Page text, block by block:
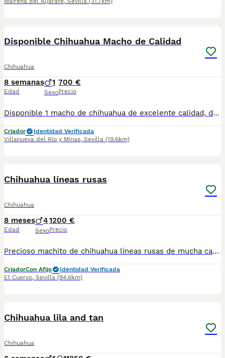
Disponible Chihuahua Macho de Calidad
Chihuahua
8 semanas
Edad
1
Sexo
700 €
Precio
Disponible 1 macho de chihuahua de excelente calidad, de muy buena linea, está listo para su entrega, hay disponibilidad de envío, más información al privado!!
Criador
Identidad Verificada
Villanueva del Río y Minas, Sevilla (19.6km)
Chihuahua líneas rusas
Chihuahua
8 meses
Edad
4
Sexo
1200 €
Precio
Precioso machito de chihuahua líneas rusas de mucha calidad cabeza de manzana , tres machitos, se entrega con todo en regla , nos puedes llamar sin compromiso y le informamos de todo sin compromiso, se puede recoger en persona o se puede enviar a toda España
CriadorCon Afijo
Identidad Verificada
El Cuervo, Sevilla (84.6km)
Chihuahua lila and tan
Chihuahua